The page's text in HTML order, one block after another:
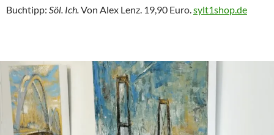
Buchtipp: Söl. Ich.Von Alex Lenz. 19,90 Euro.sylt1shop.de